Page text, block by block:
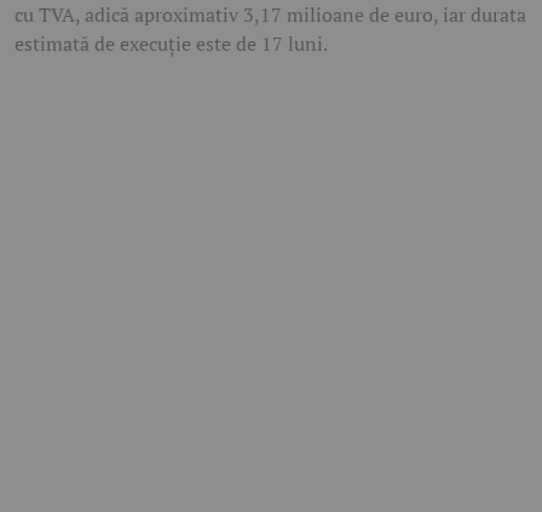
cu TVA, adică aproximativ 3,17 milioane de euro, iar durata
estimată de execuție este de 17 luni.